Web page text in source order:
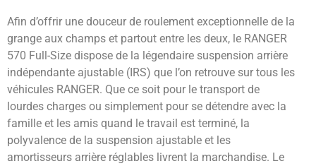
Afin d’offrir une douceur de roulement exceptionnelle de la
grange aux champs et partout entre les deux, le RANGER
570 Full-Size dispose de la légendaire suspension arrière
indépendante ajustable (IRS) que l’on retrouve sur tous les
véhicules RANGER. Que ce soit pour le transport de
lourdes charges ou simplement pour se détendre avec la
famille et les amis quand le travail est terminé, la
polyvalence de la suspension ajustable et les
amortisseurs arrière réglables livrent la marchandise. Le